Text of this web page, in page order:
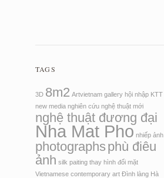
TAGS
3D 8m2 Artvietnam gallery hội nhập KTT
new media nghiên cứu nghệ thuật mới
nghệ thuật đương đại
Nha Mat Pho nhiếp ảnh
photographs phù điêu
ảnh silk paiting thay hình đổi mặt
Vietnamese contemporary art Đình làng Hà